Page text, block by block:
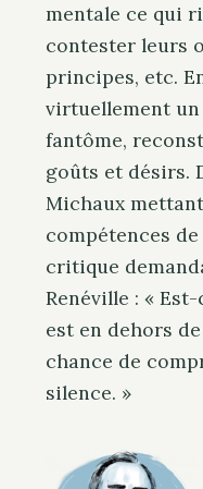
mentale ce qui
contester leurs
principes, etc.
virtuellement
fantôme,
goûts et désirs.
Michaux
compétences
critique
Renéville : «
est en dehors de
chance de
silence. »